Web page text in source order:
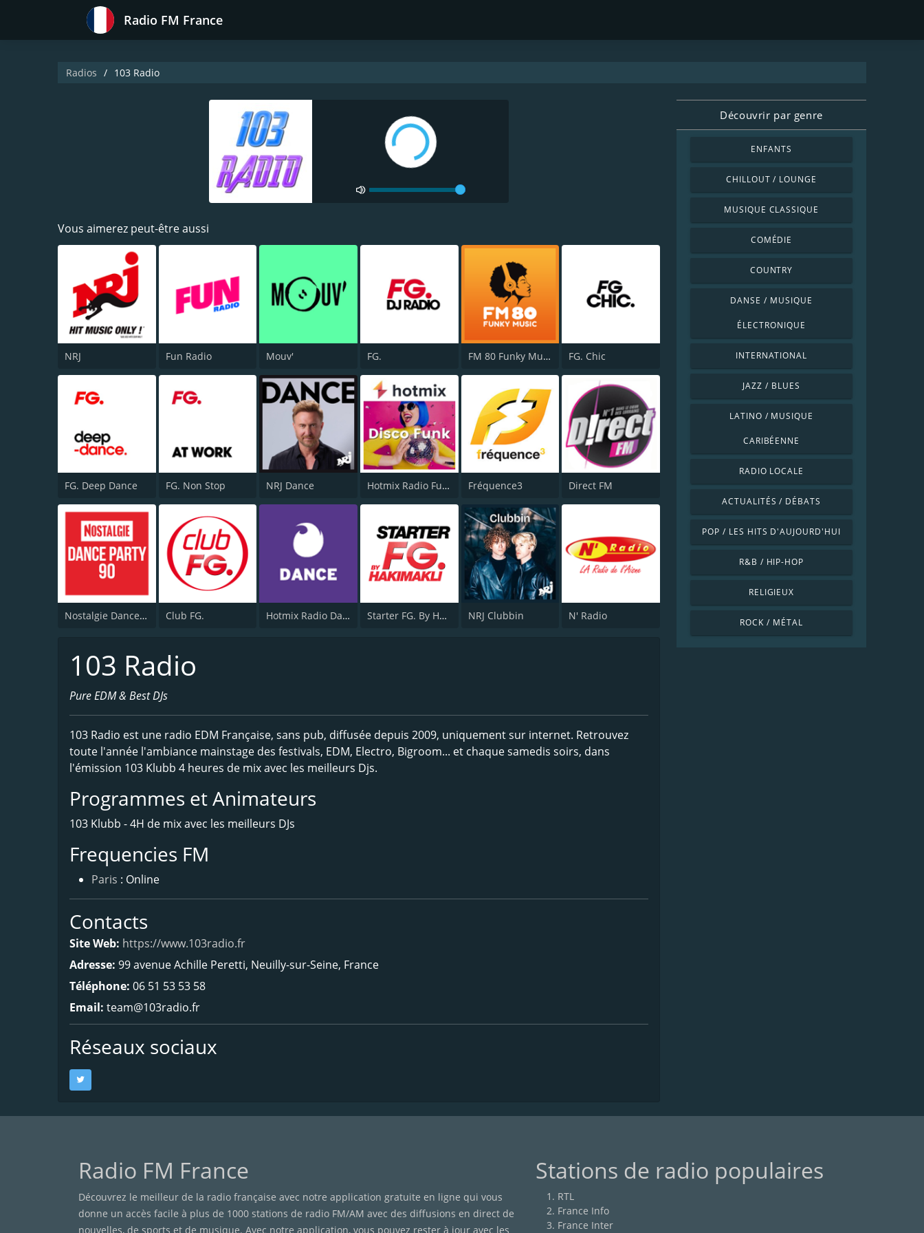
Radio FM France
Radios 103 Radio
Vous aimerez peut-être aussi
NRJ Fun Radio Mouv' FG. FM 80 Funky Music FG. Chic
FG. Deep Dance FG. Non Stop NRJ Dance Hotmix Radio Funky Fréquence3 Direct FM
Nostalgie Dance Party 90 Club FG. Hotmix Radio Dance Starter FG. By Hakimakli NRJ Clubbin N' Radio
103 Radio
Pure EDM & Best DJs
103 Radio est une radio EDM Française, sans pub, diffusée depuis 2009, uniquement sur internet. Retrouvez
toute l'année l'ambiance mainstage des festivals, EDM, Electro, Bigroom... et chaque samedis soirs, dans
l'émission 103 Klubb 4 heures de mix avec les meilleurs Djs.
Programmes et Animateurs
103 Klubb - 4H de mix avec les meilleurs DJs
Frequencies FM
Paris : Online
Contacts
Site Web: https://www.103radio.fr
Adresse: 99 avenue Achille Peretti, Neuilly-sur-Seine, France
Téléphone: 06 51 53 53 58
Email: team@103radio.fr
Réseaux sociaux
Découvrir par genre
ENFANTS
CHILLOUT / LOUNGE
MUSIQUE CLASSIQUE
COMÉDIE
COUNTRY
DANSE / MUSIQUE
ÉLECTRONIQUE
INTERNATIONAL
JAZZ / BLUES
LATINO / MUSIQUE
CARIBÉENNE
RADIO LOCALE
ACTUALITÉS / DÉBATS
POP / LES HITS D'AUJOURD'HUI
R&B / HIP-HOP
RELIGIEUX
ROCK / MÉTAL
Radio FM France
Découvrez le meilleur de la radio française avec notre application gratuite en ligne qui vous
donne un accès facile à plus de 1000 stations de radio FM/AM avec des diffusions en direct de
nouvelles, de sports et de musique. Avec notre application, vous pouvez rester à jour avec les
Stations de radio populaires
RTL
France Info
France Inter